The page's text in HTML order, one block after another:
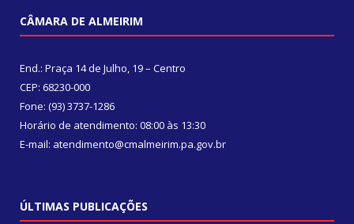
CÂMARA DE ALMEIRIM
End.: Praça 14 de Julho, 19 – Centro
CEP: 68230-000
Fone: (93) 3737-1286
Horário de atendimento: 08:00 às 13:30
E-mail: atendimento@cmalmeirim.pa.gov.br
ÚLTIMAS PUBLICAÇÕES